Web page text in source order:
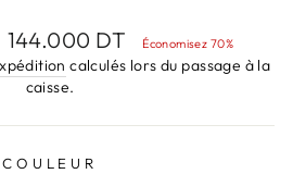
Prix
réduit
144.000 DT Économisez 70%
calculés lors du passage à la
caisse.
COULEUR